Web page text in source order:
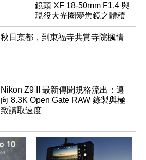
鏡頭 XF 18-50mm F1.4 與
現役大光圈變焦鏡之體積
預估
秋日京都，到東福寺共賞寺院楓情
Nikon Z9 II 最新傳聞規格流出：邁
向 8.3K Open Gate RAW 錄製與極
致讀取速度